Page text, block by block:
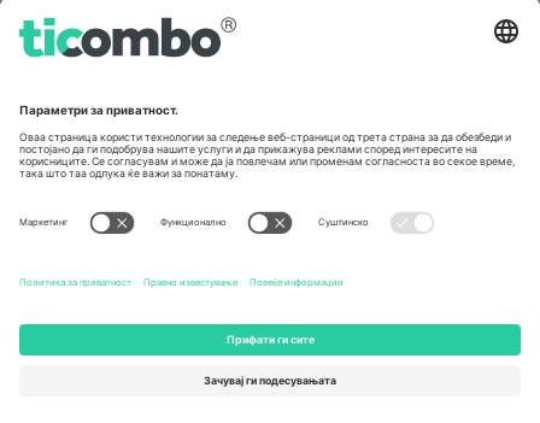
Канцеларии и поддршка
Germany
Unter den Linden 24, 10117
Berlin, Germany
167 City Road, London, Greater
131 Continental Dr, Suite 305,
Dorfstrasse 52a, 6390
United Arab Emirates